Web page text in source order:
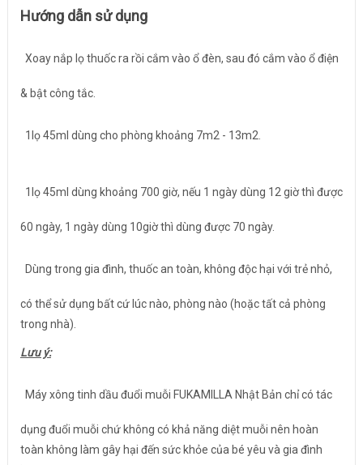
Hướng dẫn sử dụng
Xoay nắp lọ thuốc ra rồi cắm vào ổ đèn, sau đó cắm vào ổ điện
& bật công tắc.
1lọ 45ml dùng cho phòng khoảng 7m2 - 13m2.
1lọ 45ml dùng khoảng 700 giờ, nếu 1 ngày dùng 12 giờ thì được
60 ngày, 1 ngày dùng 10giờ thì dùng được 70 ngày.
Dùng trong gia đình, thuốc an toàn, không độc hại với trẻ nhỏ,
có thể sử dụng bất cứ lúc nào, phòng nào (hoặc tất cả phòng
trong nhà).
Lưu ý:
Máy xông tinh dầu đuổi muỗi FUKAMILLA Nhật Bản chỉ có tác
dụng đuổi muỗi chứ không có khả năng diệt muỗi nên hoàn
toàn không làm gây hại đến sức khỏe của bé yêu và gia đình